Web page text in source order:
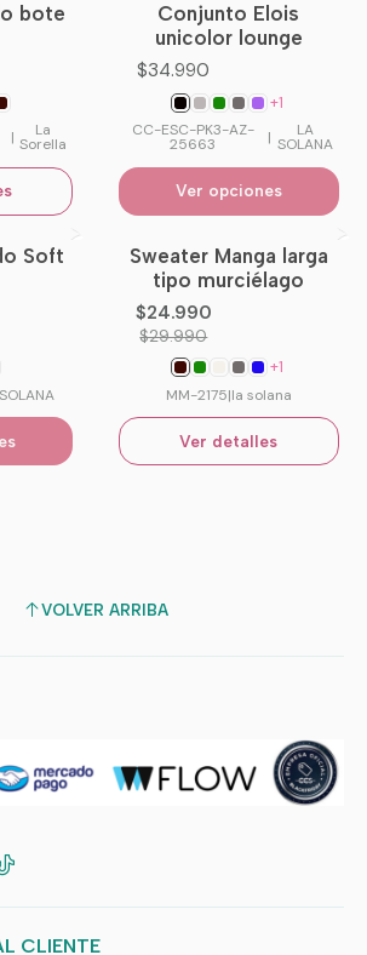
bote
| La
Sorella
Conjunto Elois
unicolor lounge
$34.990
+1
CC-ESC-PK3-AZ-
25663 | LA
SOLANA
Ver opciones
Soft
-17%OFF
No disponible
Sweater Manga larga
tipo murciélago
$24.990
$29.990
+1
MM-2175|la solana
Ver detalles
VOLVER ARRIBA
CLIENTE